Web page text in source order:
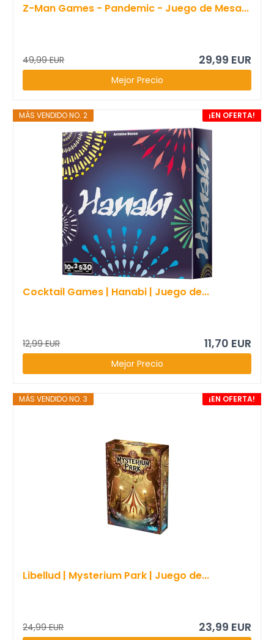
Z-Man Games - Pandemic - Juego de Mesa...
49,99 EUR 29,99 EUR
Mejor Precio
¡EN OFERTA!
MÁS VENDIDO NO. 2
Cocktail Games | Hanabi | Juego de...
12,99 EUR 11,70 EUR
Mejor Precio
¡EN OFERTA!
MÁS VENDIDO NO. 3
Libellud | Mysterium Park | Juego de...
24,99 EUR 23,99 EUR